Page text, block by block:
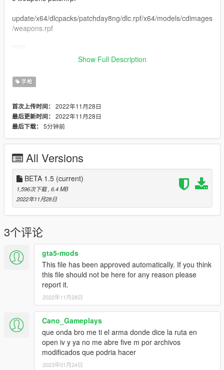
update/x64/dlcpacks/patchday8ng/dlc.rpf/x64/models/cdimages
/weapons.rpf
Esta es un arma perteneciente al Narcotraficante "El Nini"
Imagen de Referencia
https://imgur.com/3FM1Cpp
Ruta de Instalacion
x64w.rpf/dlcpacks/mpbusiness2/dlc.rpf/x64/models/cdimages/dl
c weapons patch.rpf
/weapons.rpf
Changelog
-Add Luxe Pistol
Contacto
w.israel.0 0090
https://discord.gg/apdXMe6Wg8
Show Full Description
手枪
首次上传时间： 2022年11月28日
最后更新时间： 2022年11月28日
最后下载： 5分钟前
All Versions
BETA 1.5 (current)
1,596次下载, 6.4 MB
2022年11月28日
3个评论
gta5-mods
This file has been approved automatically. If you think
this file should not be here for any reason please
report it.
2022年11月28日
Cano_Gameplays
que onda bro me ti el arma donde dice la ruta en
open iv y ya no me abre five m por archivos
modificados que podria hacer
2023年01月24日